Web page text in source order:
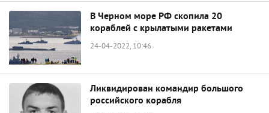
В Черном море РФ скопила 20
кораблей с крылатыми ракетами
24-04-2022, 10:46
Ликвидирован командир большого
российского корабля